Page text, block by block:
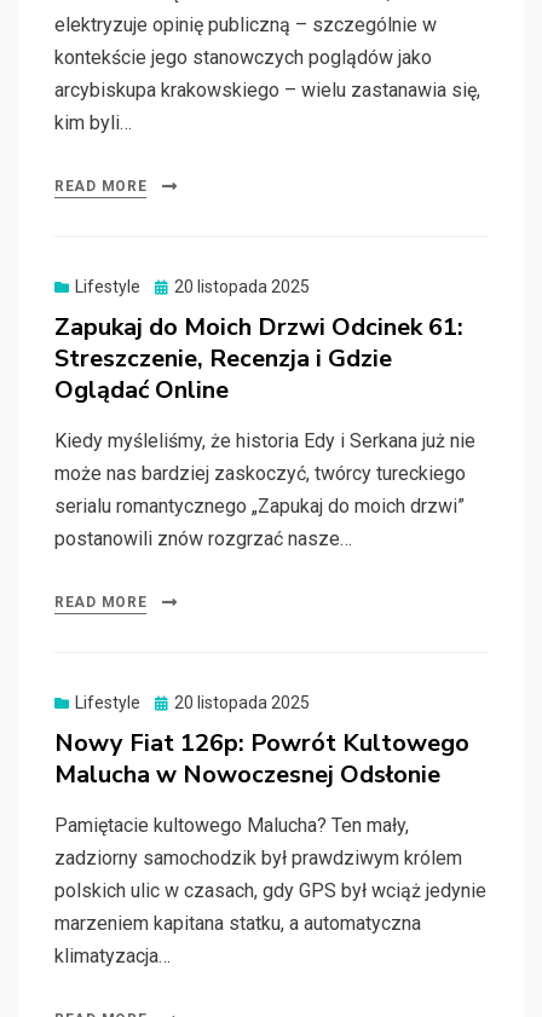
elektryzuje opinię publiczną – szczególnie w
kontekście jego stanowczych poglądów jako
arcybiskupa krakowskiego – wielu zastanawia się,
kim byli…
READ MORE
Lifestyle
Posted
20 listopada 2025
Zapukaj do Moich Drzwi Odcinek 61:
Streszczenie, Recenzja i Gdzie
Oglądać Online
Kiedy myśleliśmy, że historia Edy i Serkana już nie
może nas bardziej zaskoczyć, twórcy tureckiego
serialu romantycznego „Zapukaj do moich drzwi”
postanowili znów rozgrzać nasze…
READ MORE
Lifestyle
Posted
20 listopada 2025
Nowy Fiat 126p: Powrót Kultowego
Malucha w Nowoczesnej Odsłonie
Pamiętacie kultowego Malucha? Ten mały,
zadziorny samochodzik był prawdziwym królem
polskich ulic w czasach, gdy GPS był wciąż jedynie
marzeniem kapitana statku, a automatyczna
klimatyzacja…